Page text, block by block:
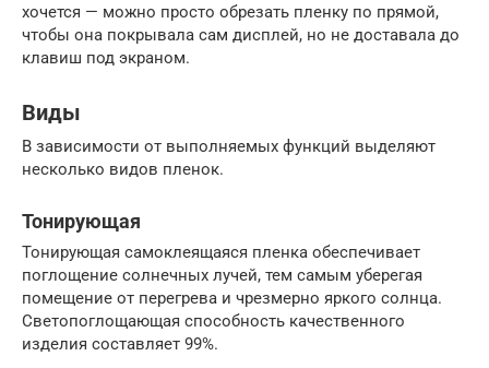
хочется — можно просто обрезать пленку по прямой,
чтобы она покрывала сам дисплей, но не доставала до
клавиш под экраном.
Виды
В зависимости от выполняемых функций выделяют
несколько видов пленок.
Тонирующая
Тонирующая самоклеящаяся пленка обеспечивает
поглощение солнечных лучей, тем самым уберегая
помещение от перегрева и чрезмерно яркого солнца.
Светопоглощающая способность качественного
изделия составляет 99%.